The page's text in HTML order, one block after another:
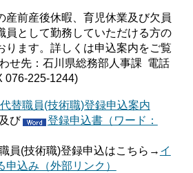
産前産後休暇、育児休業及び欠員
員として勤務していただける方の
ります。詳しくは申込案内をご覧
せ先：石川県総務部人事課 電話
076-225-1244)
替職員(技術職)登録申込案内
及び
登録申込書（ワード：
員(技術職)登録申込はこちら→ イ
申込み（外部リンク）